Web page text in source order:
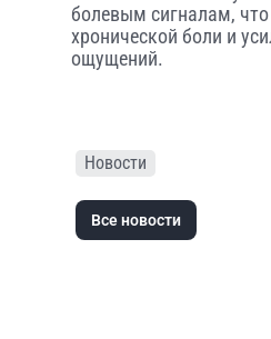
болевым сигналам,
хронической боли и
ощущений.
Новости
Все новости